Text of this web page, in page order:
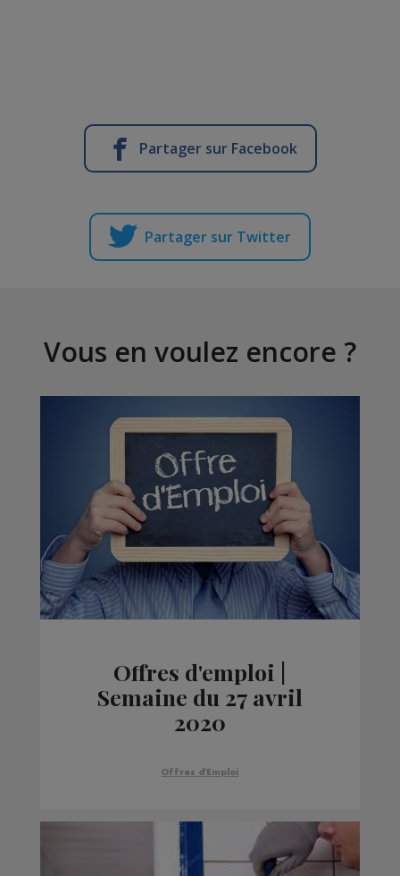
Partager sur Facebook
Partager sur Twitter
Vous en voulez encore ?
Offres d'emploi |
Semaine du 27 avril
2020
Offres d'Emploi